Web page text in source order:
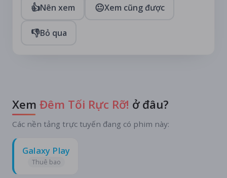
👍Nên xem 😐Xem cũng được
👎Bỏ qua
Xem Đêm Tối Rực Rỡ! ở đâu?
Các nền tảng trực tuyến đang có phim này:
Galaxy Play
Thuê bao